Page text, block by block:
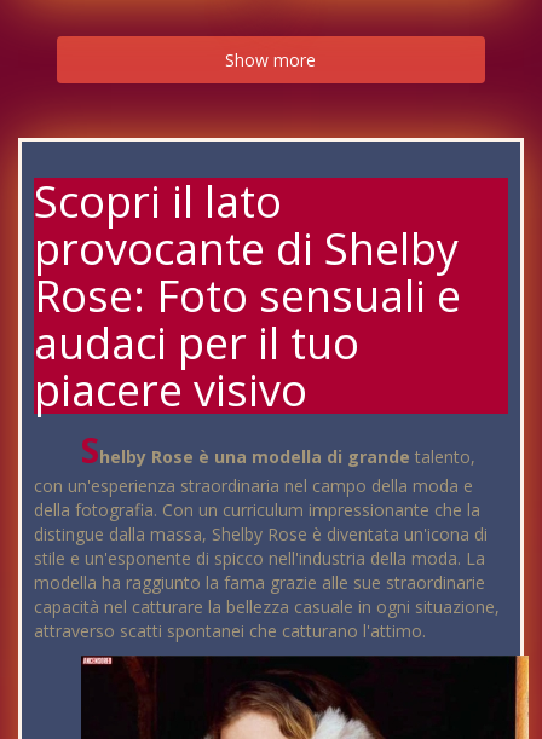
Show more
Scopri il lato
provocante di Shelby
Rose: Foto sensuali e
audaci per il tuo
piacere visivo
Shelby Rose è una modella di grande talento,
con un'esperienza straordinaria nel campo della moda e
della fotografia. Con un curriculum impressionante che la
distingue dalla massa, Shelby Rose è diventata un'icona di
stile e un'esponente di spicco nell'industria della moda. La
modella ha raggiunto la fama grazie alle sue straordinarie
capacità nel catturare la bellezza casuale in ogni situazione,
attraverso scatti spontanei che catturano l'attimo.